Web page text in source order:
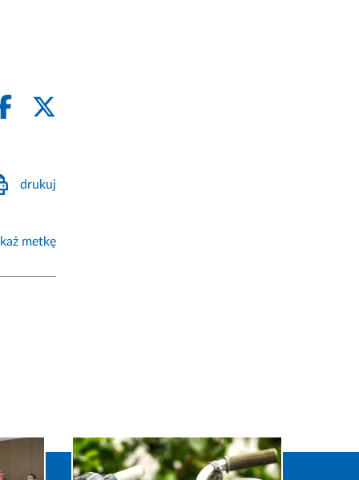
drukuj
metkę